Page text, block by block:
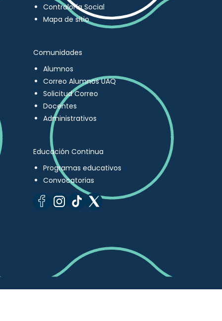
Contraloría Social
Mapa de sitio
Comunidades
Alumnos
Correo Alumnos UAQ
Solicitud Correo
Docentes
Administrativos
Educación Continua
Programas educativos
Convocatorias